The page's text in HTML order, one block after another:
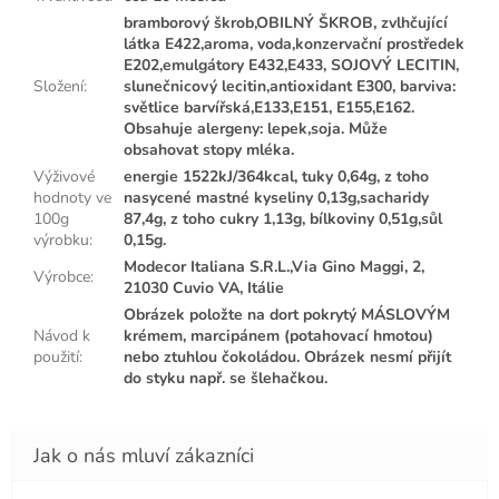
Složení:
bramborový škrob,OBILNÝ ŠKROB, zvlhčující
látka E422,aroma, voda,konzervační prostředek
E202,emulgátory E432,E433, SOJOVÝ LECITIN,
slunečnicový lecitin,antioxidant E300, barviva:
světlice barvířská,E133,E151, E155,E162.
Obsahuje alergeny: lepek,soja. Může
obsahovat stopy mléka.
Výživové
hodnoty ve
100g
výrobku:
energie 1522kJ/364kcal, tuky 0,64g, z toho
nasycené mastné kyseliny 0,13g,sacharidy
87,4g, z toho cukry 1,13g, bílkoviny 0,51g,sůl
0,15g.
Výrobce:
Modecor Italiana S.R.L.,Via Gino Maggi, 2,
21030 Cuvio VA, Itálie
Návod k
použití:
Obrázek položte na dort pokrytý MÁSLOVÝM
krémem, marcipánem (potahovací hmotou)
nebo ztuhlou čokoládou. Obrázek nesmí přijít
do styku např. se šlehačkou.